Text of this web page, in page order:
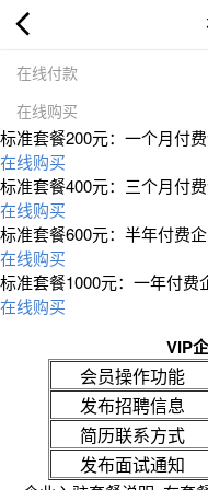
在线付款
在线购买
标准套餐200元：一个月付
在线购买
标准套餐400元：三个月付
在线购买
标准套餐600元：半年付费
在线购买
标准套餐1000元：一年付费
在线购买
VIP
会员操作功能
发布招聘信息
简历联系方式
发布面试通知